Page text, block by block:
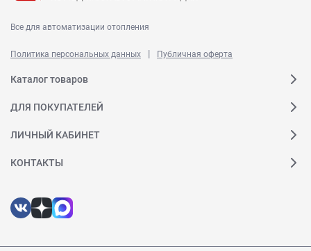
Все для автоматизации отопления
Политика персональных данных | Публичная оферта
Каталог товаров
ДЛЯ ПОКУПАТЕЛЕЙ
ЛИЧНЫЙ КАБИНЕТ
КОНТАКТЫ